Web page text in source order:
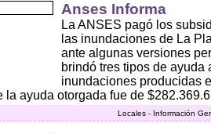
Anses Informa
La ANSES pagó los
las inundaciones de La
ante algunas versiones
brindó tres tipos de
inundaciones producidas
la ayuda otorgada fue de
Locales - Información